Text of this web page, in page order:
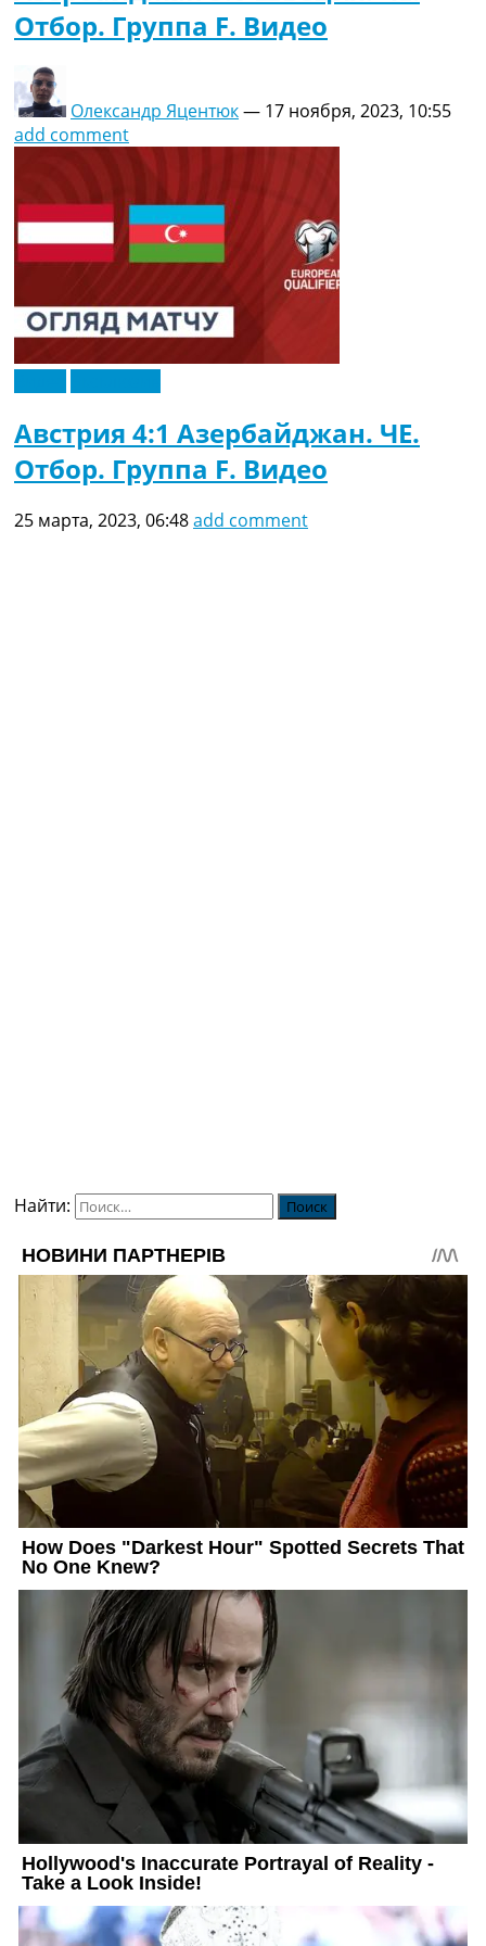
Отбор. Группа F. Видео
Олександр Яцентюк— 17 ноября, 2023, 10:55
add comment
Австрия 4:1 Азербайджан. ЧЕ.
Отбор. Группа F. Видео
25 марта, 2023, 06:48add comment
Найти: